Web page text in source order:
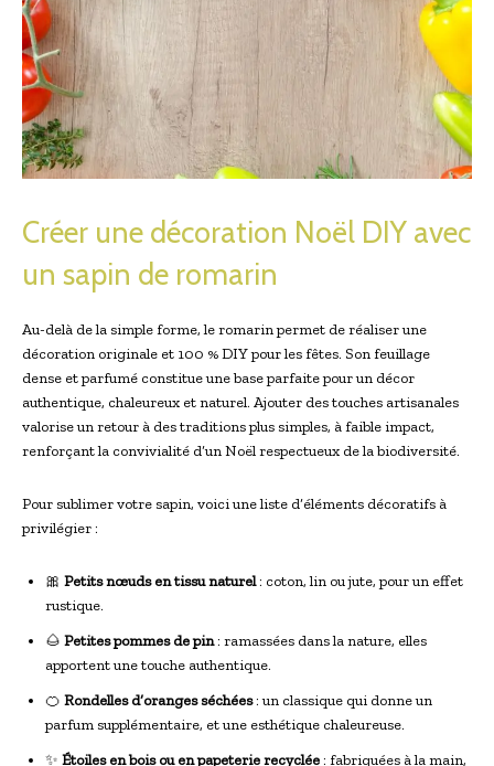
Créer une décoration Noël DIY avec
un sapin de romarin
Au-delà de la simple forme, le romarin permet de réaliser une
décoration originale et 100 % DIY pour les fêtes. Son feuillage
dense et parfumé constitue une base parfaite pour un décor
authentique, chaleureux et naturel. Ajouter des touches artisanales
valorise un retour à des traditions plus simples, à faible impact,
renforçant la convivialité d’un Noël respectueux de la biodiversité.
Pour sublimer votre sapin, voici une liste d’éléments décoratifs à
privilégier :
🎀 Petits nœuds en tissu naturel: coton, lin ou jute, pour un effet
rustique.
🌰 Petites pommes de pin: ramassées dans la nature, elles
apportent une touche authentique.
🍊 Rondelles d’oranges séchées: un classique qui donne un
parfum supplémentaire, et une esthétique chaleureuse.
✨ Étoiles en bois ou en papeterie recyclée: fabriquées à la main,